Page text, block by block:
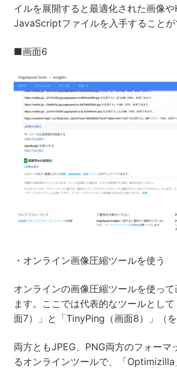
イルを展開すると最適化された画像や
JavaScriptファイルを入手することが
■画面6
・オンライン画像圧縮ツールを使う
オンラインの画像圧縮ツールを使っ
ます。ここでは代表的なツールとし
面7）」と「TinyPing（画面8）」（を
両方ともJPEG、PNG両方のフォーマ
るオンラインツールで、「